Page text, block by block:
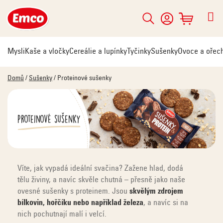
na
obsah
Hledat
NÁKUPNÍ
KOŠÍK
MysliKaše a vločkyCereálie a lupínky TyčinkySušenkyOvoce a
Domů / Sušenky / Proteinové sušenky
Proteinové sušenky
Víte, jak vypadá ideální svačina? Zažene hlad, dodá
tělu živiny, a navíc skvěle chutná – přesně jako naše
ovesné sušenky s proteinem. Jsou skvělým zdrojem
bílkovin, hořčíku nebo například železa, a navíc si na
nich pochutnají malí i velcí.